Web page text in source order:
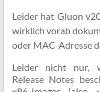
Leider hat Gluon
wirklich vorab
oder MAC-Adresse
Leider nicht nur,
Release Notes